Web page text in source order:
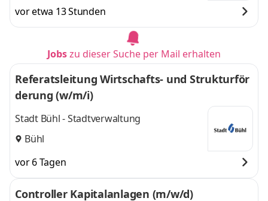
vor etwa 13 Stunden
Jobszu dieser Suche per Mail erhalten
Referatsleitung Wirtschafts- und Strukturför
derung (w/m/i)
Stadt Bühl - Stadtverwaltung
Bühl
vor 6 Tagen
Controller Kapitalanlagen (m/w/d)